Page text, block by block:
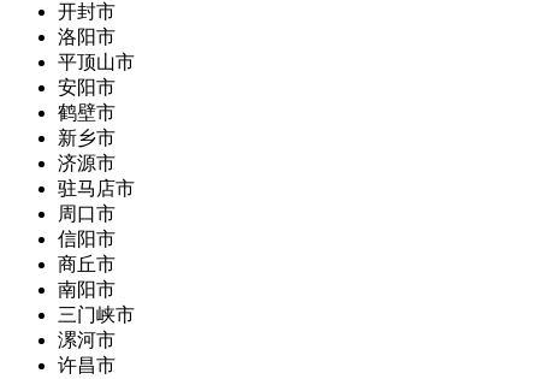
开封市
洛阳市
平顶山市
安阳市
鹤壁市
新乡市
济源市
驻马店市
周口市
信阳市
商丘市
南阳市
三门峡市
漯河市
许昌市